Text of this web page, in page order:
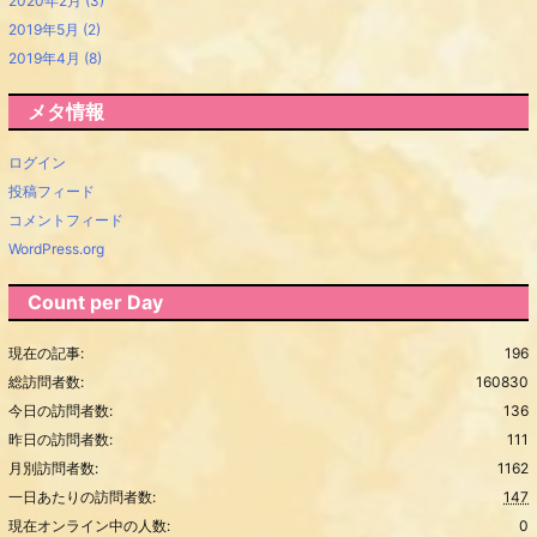
2019年5月 (2)
2019年4月 (8)
メタ情報
ログイン
投稿フィード
コメントフィード
WordPress.org
Count per Day
196
現在の記事:
160830
総訪問者数:
136
今日の訪問者数:
111
昨日の訪問者数:
1162
月別訪問者数:
147
一日あたりの訪問者数:
0
現在オンライン中の人数: